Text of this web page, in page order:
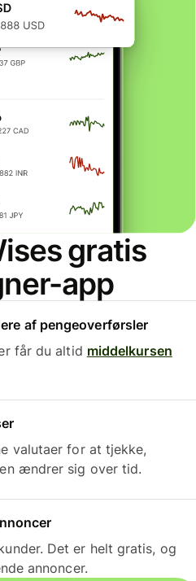
gratis
app
af pengeoverførsler
får du altid middelkursen
valutaer for at tjekke,
ændrer sig over tid.
Det er helt gratis, og
annoncer.